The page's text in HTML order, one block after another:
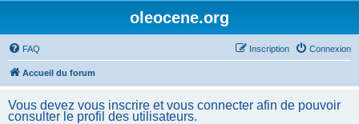
oleocene.org
FAQ Connexion
Inscription
Accueil du forum
Vous devez vous inscrire et vous connecter afin de pouvoir
consulter le profil des utilisateurs.